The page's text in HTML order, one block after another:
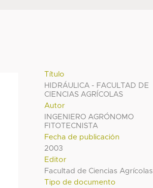
Título
HIDRÁULICA - FACULTAD DE
CIENCIAS AGRÍCOLAS
Autor
INGENIERO AGRÓNOMO
FITOTECNISTA
Fecha de publicación
2003
Editor
Facultad de Ciencias Agrícolas
Tipo de documento